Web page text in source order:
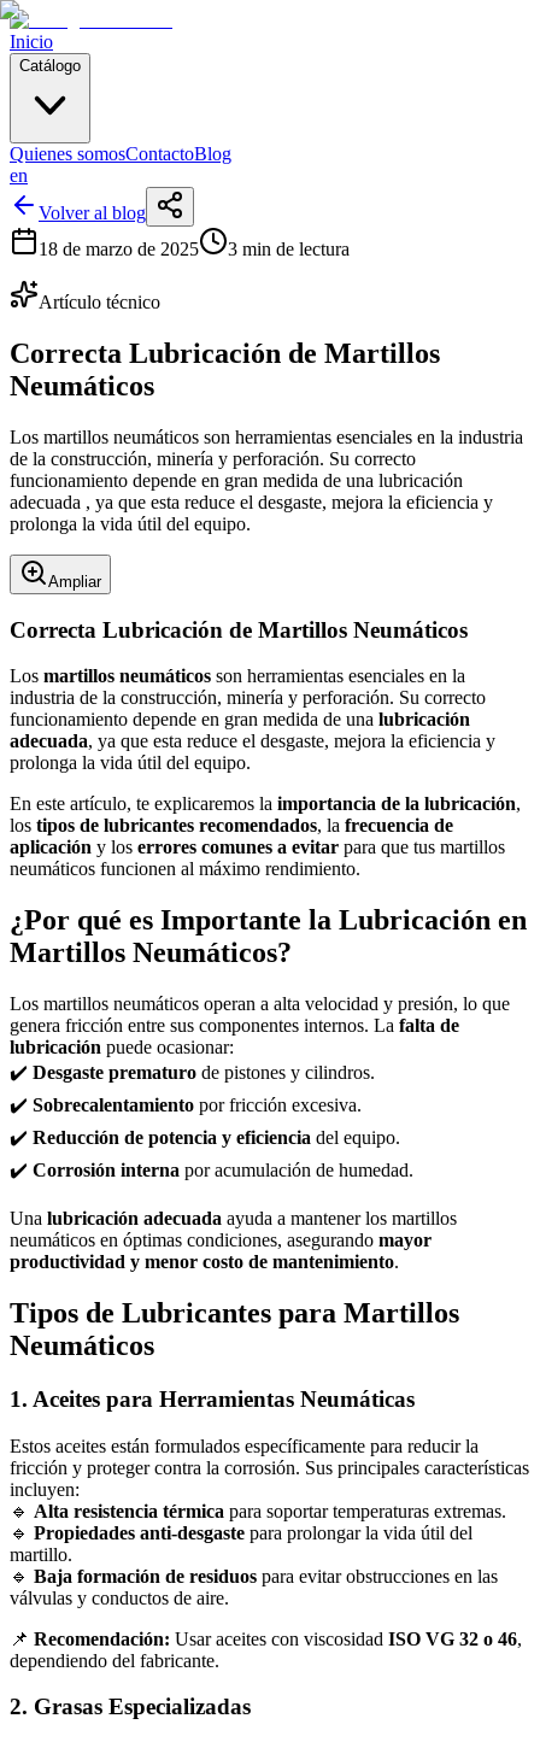
Inicio
Catálogo
Quienes somosContactoBlog
en
Volver al blog
18 de marzo de 2025
3 min de lectura
Artículo técnico
Correcta Lubricación de Martillos
Neumáticos
Los martillos neumáticos son herramientas esenciales en la industria
de la construcción, minería y perforación. Su correcto
funcionamiento depende en gran medida de una lubricación
adecuada , ya que esta reduce el desgaste, mejora la eficiencia y
prolonga la vida útil del equipo.
Ampliar
Correcta Lubricación de Martillos Neumáticos
Los martillos neumáticos son herramientas esenciales en la
industria de la construcción, minería y perforación. Su correcto
funcionamiento depende en gran medida de una lubricación
adecuada, ya que esta reduce el desgaste, mejora la eficiencia y
prolonga la vida útil del equipo.
En este artículo, te explicaremos la importancia de la lubricación,
los tipos de lubricantes recomendados, la frecuencia de
aplicación y los errores comunes a evitar para que tus martillos
neumáticos funcionen al máximo rendimiento.
¿Por qué es Importante la Lubricación en
Martillos Neumáticos?
Los martillos neumáticos operan a alta velocidad y presión, lo que
genera fricción entre sus componentes internos. La falta de
lubricación puede ocasionar:
✔️ Desgaste prematuro de pistones y cilindros.
✔️ Sobrecalentamiento por fricción excesiva.
✔️ Reducción de potencia y eficiencia del equipo.
✔️ Corrosión interna por acumulación de humedad.
Una lubricación adecuada ayuda a mantener los martillos
neumáticos en óptimas condiciones, asegurando mayor
productividad y menor costo de mantenimiento.
Tipos de Lubricantes para Martillos
Neumáticos
1. Aceites para Herramientas Neumáticas
Estos aceites están formulados específicamente para reducir la
fricción y proteger contra la corrosión. Sus principales características
incluyen:
🔹 Alta resistencia térmica para soportar temperaturas extremas.
🔹 Propiedades anti-desgaste para prolongar la vida útil del
martillo.
🔹 Baja formación de residuos para evitar obstrucciones en las
válvulas y conductos de aire.
📌 Recomendación: Usar aceites con viscosidad ISO VG 32 o 46,
dependiendo del fabricante.
2. Grasas Especializadas